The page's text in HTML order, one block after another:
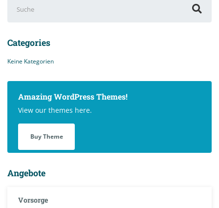
nach:
Categories
Keine Kategorien
Amazing WordPress Themes!
View our themes here.
Buy Theme
Angebote
Vorsorge